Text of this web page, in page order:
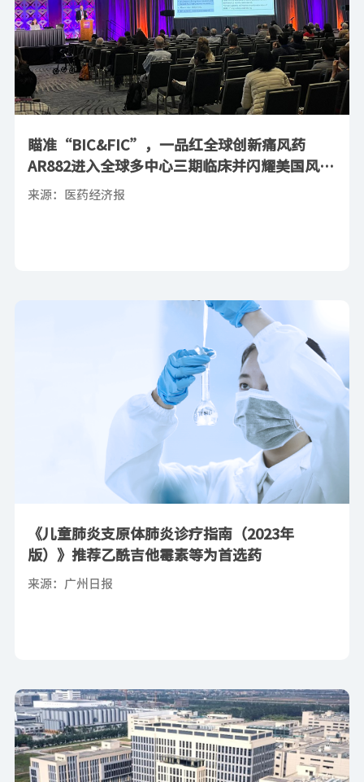
瞄准“BIC&FIC”，一品红全球创新痛风药
AR882进入全球多中心三期临床并闪耀美国风湿
病学会（ACR）年会
来源：医药经济报
《儿童肺炎支原体肺炎诊疗指南（2023年
版）》推荐乙酰吉他霉素等为首选药
来源：广州日报